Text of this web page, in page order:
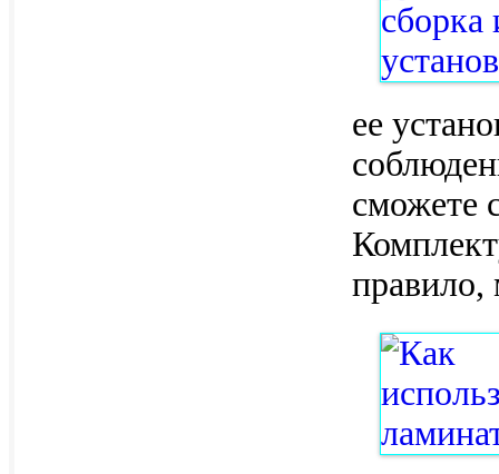
ее
сможете
правило,